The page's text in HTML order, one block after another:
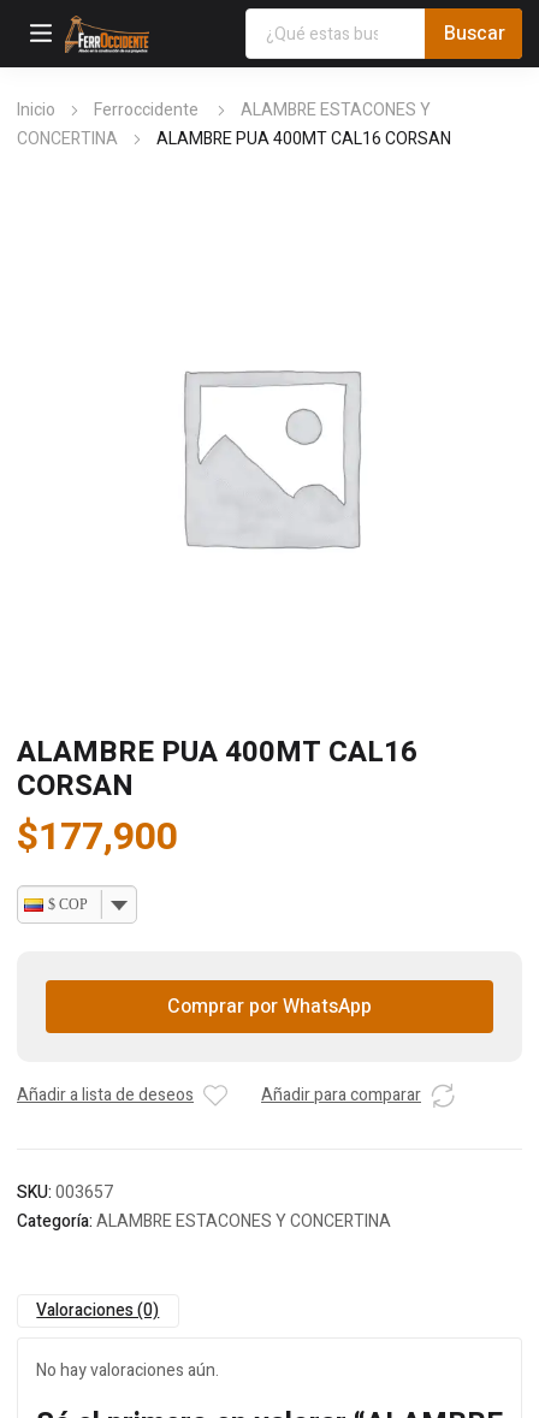
Inicio Ferroccidente
ALAMBRE ESTACONES Y
CONCERTINA
ALAMBRE PUA 400MT CAL16 CORSAN
ALAMBRE PUA 400MT CAL16
CORSAN
$177,900
$ COP
Comprar por WhatsApp
Añadir a lista de deseos Añadir para comparar
SKU:003657
Categoría:ALAMBRE ESTACONES Y CONCERTINA
Valoraciones (0)
No hay valoraciones aún.